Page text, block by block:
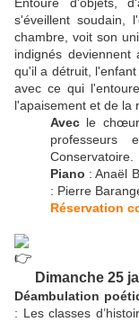
s'éveillent soudain,
chambre, voit son
indignés
qu'il a détruit,
avec ce qui
l'apaisement et de la
Avec le
Conservatoire.
Piano : Anaël
: Pierre
Réservation
Dimanche 25
Déambulation
: Les classes